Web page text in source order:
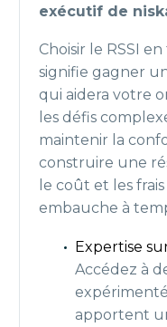
exécutif de
Choisir le RSSI
signifie gagner
qui aidera votre
les défis
maintenir la
construire une
le coût et les
embauche à
Expertise
Accédez à
apportent